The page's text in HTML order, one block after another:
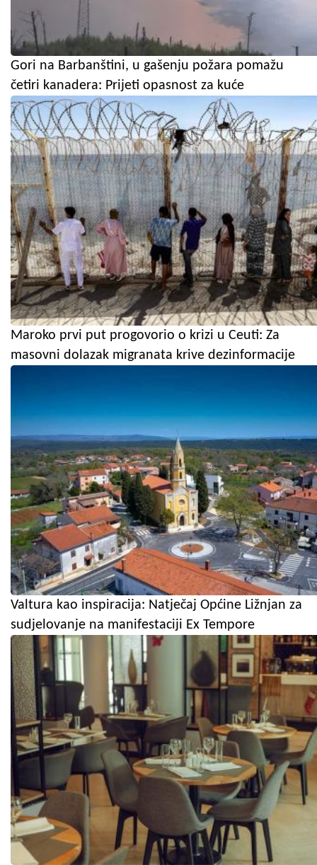
Gori na Barbanštini, u gašenju požara pomažu
četiri kanadera: Prijeti opasnost za kuće
Maroko prvi put progovorio o krizi u Ceuti: Za
masovni dolazak migranata krive dezinformacije
Valtura kao inspiracija: Natječaj Općine Ližnjan za
sudjelovanje na manifestaciji Ex Tempore